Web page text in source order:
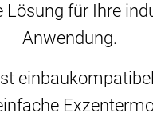
Lösung für Ihre
Anwendung.